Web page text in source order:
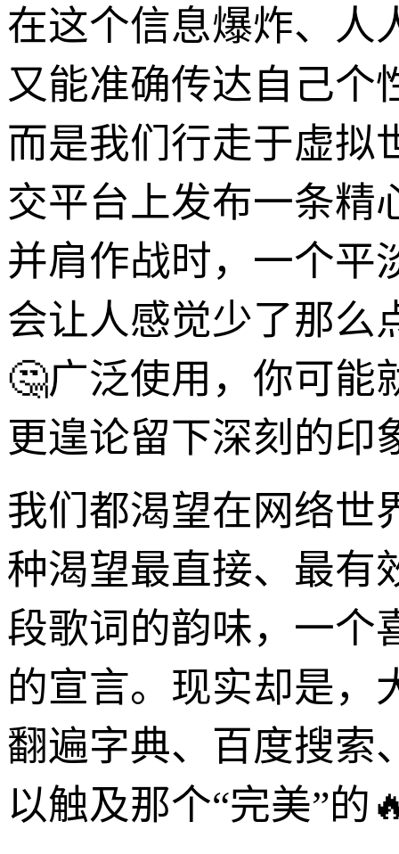
在这个信息爆炸、人
又能准确传达自己个
而是我们行走于虚拟
交平台上发布一条精
并肩作战时，一个平
会让人感觉少了那么
🤔广泛使用，你可能
更遑论留下深刻的印
我们都渴望在网络世
种渴望最直接、最有
段歌词的韵味，一个
的宣言。现实却是，
翻遍字典、百度搜
以触及那个“完美”的